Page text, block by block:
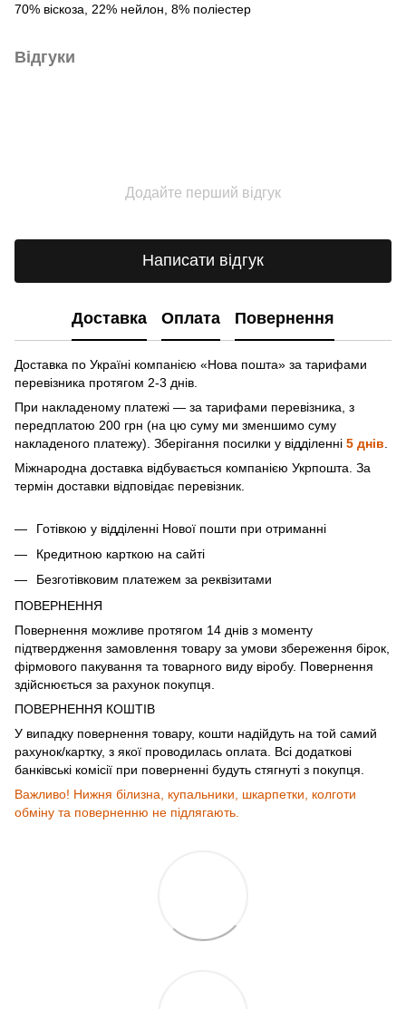
70% віскоза, 22% нейлон, 8% поліестер
Відгуки
Додайте перший відгук
Написати відгук
Доставка Оплата Повернення
Доставка по Україні компанією «Нова пошта» зa тарифами
перевізника протягом 2-3 днів.
При накладеному платежі — за тарифами перевізника, з
передплатою 200 грн (на цю суму ми зменшимо суму
накладеного платежу). Зберігання посилки у відділенні 5 днів
Міжнародна доставка відбувається компанією Укрпошта. За
термін доставки відповідає перевізник.
Готівкою у відділенні Нової пошти при отриманні
Кредитною карткою на сайті
Безготівковим платежем за реквізитами
ПОВЕРНЕННЯ
Повернення можливе протягом 14 днів з моменту
підтвердження замовлення товару за умови збереження бірок,
фірмового пакування та товарного виду віробу. Повернення
здійснюється за рахунок покупця.
ПОВЕРНЕННЯ КОШТІВ
У випадку повернення товару, кошти надійдуть на той самий
рахунок/картку, з якої проводилась оплата. Всі додаткові
банківські комісії при поверненні будуть стягнуті з покупця.
Важливо! Нижня білизна, купальники, шкарпетки, колготи
обміну та поверненню не підлягають.